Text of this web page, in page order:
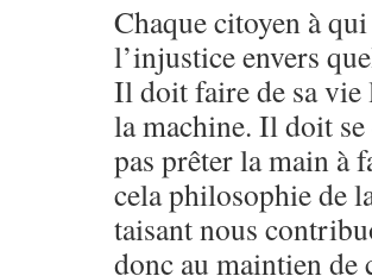
Chaque citoyen à
l’injustice envers
Il doit faire de sa vie
la machine. Il doit
pas prêter la main à
cela philosophie de
taisant nous
donc au maintien de